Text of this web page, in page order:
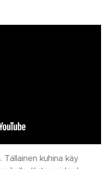
Tällainen kuhina käy